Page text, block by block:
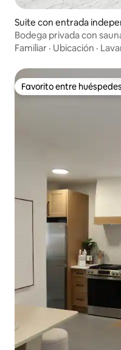
Suite con entrada
ange
Bodega privada con
Familiar · Ubicación ·
Favorito entre huéspedes
Favorito entre huéspedes